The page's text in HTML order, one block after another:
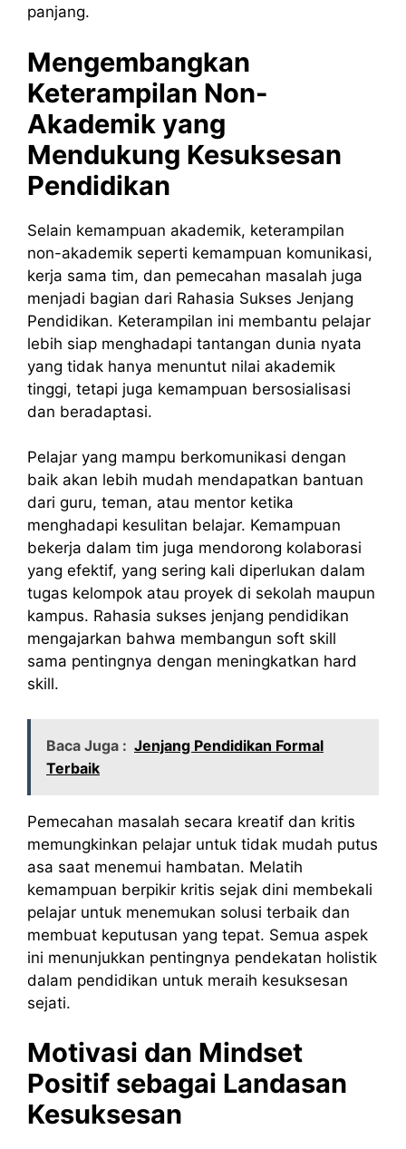
panjang.
Mengembangkan
Keterampilan Non-
Akademik yang
Mendukung Kesuksesan
Pendidikan
Selain kemampuan akademik, keterampilan
non-akademik seperti kemampuan komunikasi,
kerja sama tim, dan pemecahan masalah juga
menjadi bagian dari Rahasia Sukses Jenjang
Pendidikan. Keterampilan ini membantu pelajar
lebih siap menghadapi tantangan dunia nyata
yang tidak hanya menuntut nilai akademik
tinggi, tetapi juga kemampuan bersosialisasi
dan beradaptasi.
Pelajar yang mampu berkomunikasi dengan
baik akan lebih mudah mendapatkan bantuan
dari guru, teman, atau mentor ketika
menghadapi kesulitan belajar. Kemampuan
bekerja dalam tim juga mendorong kolaborasi
yang efektif, yang sering kali diperlukan dalam
tugas kelompok atau proyek di sekolah maupun
kampus. Rahasia sukses jenjang pendidikan
mengajarkan bahwa membangun soft skill
sama pentingnya dengan meningkatkan hard
skill.
Baca Juga : Jenjang Pendidikan Formal
Terbaik
Pemecahan masalah secara kreatif dan kritis
memungkinkan pelajar untuk tidak mudah putus
asa saat menemui hambatan. Melatih
kemampuan berpikir kritis sejak dini membekali
pelajar untuk menemukan solusi terbaik dan
membuat keputusan yang tepat. Semua aspek
ini menunjukkan pentingnya pendekatan holistik
dalam pendidikan untuk meraih kesuksesan
sejati.
Motivasi dan Mindset
Positif sebagai Landasan
Kesuksesan